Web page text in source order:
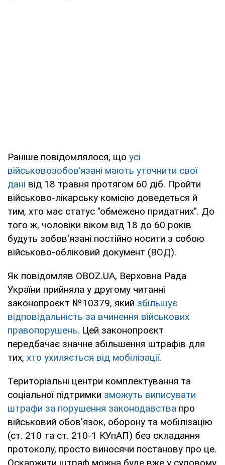
Раніше повідомлялося, що усі
військовозобов’язані мають уточнити свої
дані від 18 травня протягом 60 діб. Пройти
військово-лікарську комісію доведеться й
тим, хто має статус "обмежено придатних". До
того ж, чоловіки віком від 18 до 60 років
будуть зобов'язані постійно носити з собою
військово-обліковий документ (ВОД).
Як повідомляв OBOZ.UA, Верховна Рада
України прийняла у другому читанні
законопроєкт №10379, який збільшує
відповідальність за вчинення військових
правопорушень. Цей законопроєкт
передбачає значне збільшення штрафів для
тих, хто ухиляється від мобілізації.
Територіальні центри комплектування та
соціальної підтримки зможуть виписувати
штрафи за порушення законодавства про
військовий обов'язок, оборону та мобілізацію
(ст. 210 та ст. 210-1 КУпАП) без складання
протоколу, просто виносячи постанову про це.
Оскаржити штраф можна буде вже у судовому